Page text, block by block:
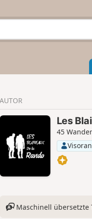
AUTOR
Les
45
Maschinell übersetzte